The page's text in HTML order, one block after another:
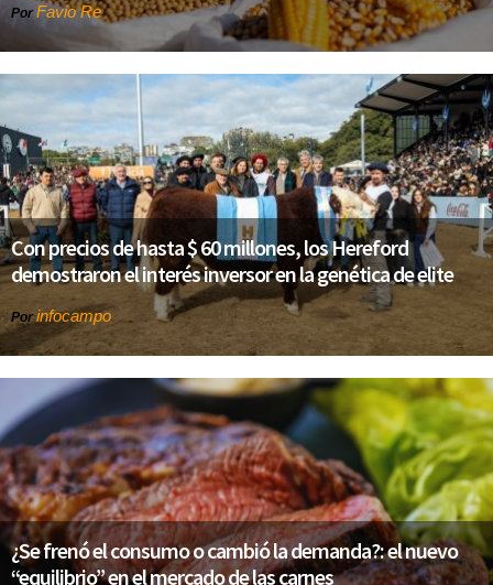
Por Favio Re
Con precios de hasta $ 60 millones, los Hereford
demostraron el interés inversor en la genética de elite
Por infocampo
¿Se frenó el consumo o cambió la demanda?: el nuevo
“equilibrio” en el mercado de las carnes